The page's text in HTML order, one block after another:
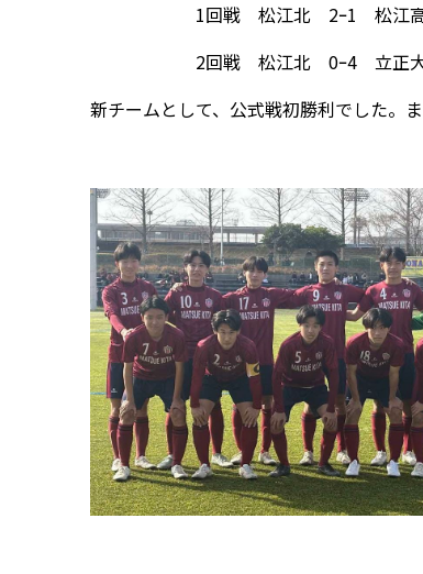
1回戦 松江北 2ｰ1 松江高
2回戦 松江北 0ｰ4 立正大
新チームとして、公式戦初勝利でした。